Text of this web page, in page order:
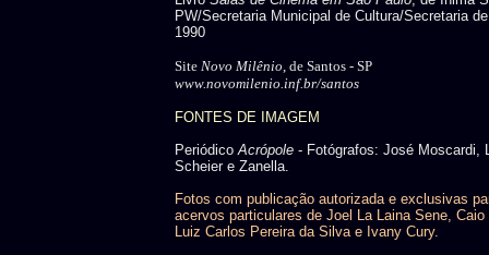
PW/Secretaria Municipal de Cultura/Secretaria
1990
Site Novo Milênio, de Santos - SP
www.novomilenio.inf.br/santos
FONTES DE IMAGEM
PeriódicoAcrópole - Fotógrafos: José Moscardi,
Scheier e Zanella.
Fotos com publicação autorizada e exclusivas
acervos particulares de Joel La Laina Sene, Caio
Luiz Carlos Pereira da Silva e Ivany Cury.